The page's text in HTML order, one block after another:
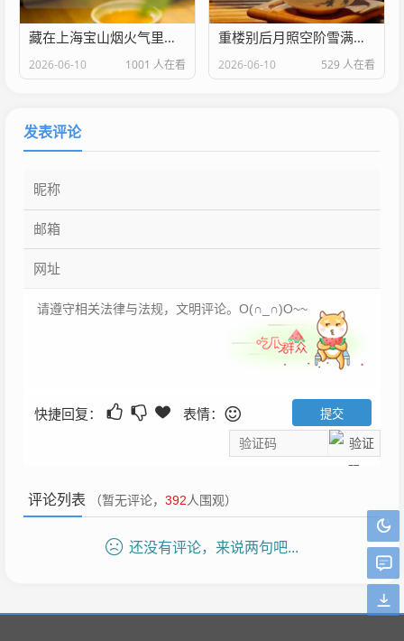
藏在上海宝山烟火气里的家门口好医院 上海大场医院是几级医院
2026-06-10 1001 人在看
重楼别后月照空阶雪满衣中重楼的别名是什么
2026-06-10 529 人在看
发表评论
快捷回复： 表情：
评论列表 （暂无评论， 392人围观）
还没有评论，来说两句吧...